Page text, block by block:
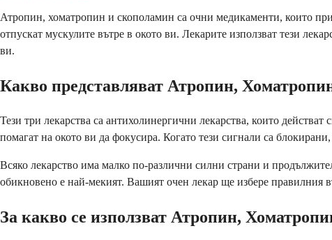
Атропин, хоматропин и скополамин са очни медикаменти, които
отпускат мускулите вътре в окото ви. Лекарите използват тези
ви.
Какво представляват Атропин,
Тези три лекарства са антихолинергични лекарства, които
помагат на окото ви да фокусира. Когато тези сигнали са
Всяко лекарство има малко по-различни силни страни и
обикновено е най-мекият. Вашият очен лекар ще избере правилния
За какво се използват Атропин,